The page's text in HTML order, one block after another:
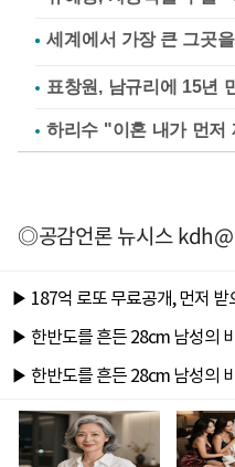
표창원, 남규리에 15년
하리수 "이혼 내가 먼
◎공감언론 뉴시스